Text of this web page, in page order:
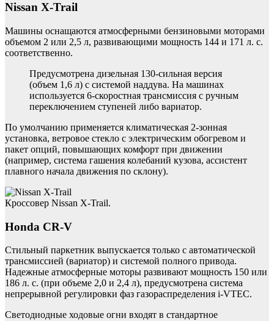
Nissan X-Trail
Машины оснащаются атмосферными бензиновыми моторами
объемом 2 или 2,5 л, развивающими мощность 144 и 171 л. с.
соответственно.
Предусмотрена дизельная 130-сильная версия
(объем 1,6 л) с системой наддува. На машинах
используется 6-скоростная трансмиссия с ручным
переключением ступеней либо вариатор.
По умолчанию применяется климатическая 2-зонная
установка, ветровое стекло с электрическим обогревом и
пакет опций, повышающих комфорт при движении
(например, система гашения колебаний кузова, ассистент
плавного начала движения по склону).
Кроссовер Nissan X-Trail.
Honda CR-V
Стильный паркетник выпускается только с автоматической
трансмиссией (вариатор) и системой полного привода.
Надежные атмосферные моторы развивают мощность 150 или
186 л. с. (при объеме 2,0 и 2,4 л), предусмотрена система
непрерывной регулировки фаз газораспределения i-VTEC.
Светодиодные ходовые огни входят в стандартное